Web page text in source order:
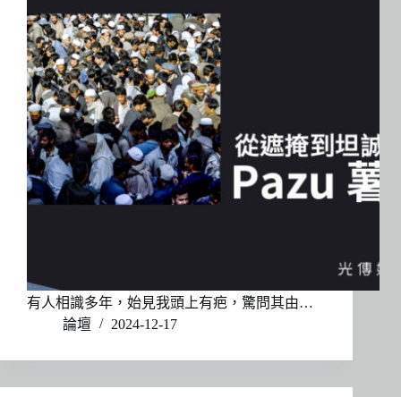
有人相識多年，始見我頭上有疤，驚問其由…
論壇
2024-12-17